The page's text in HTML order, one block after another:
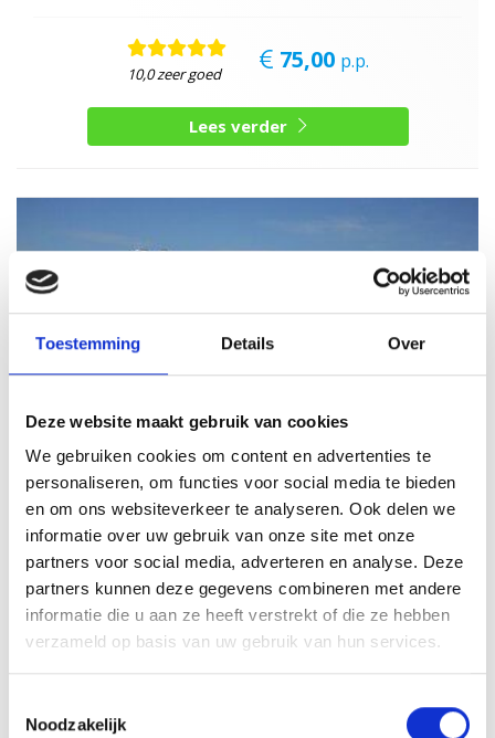
Toestemming Details Over
Deze website maakt gebruik van cookies
We gebruiken cookies om content en advertenties te
personaliseren, om functies voor social media te bieden
en om ons websiteverkeer te analyseren. Ook delen we
informatie over uw gebruik van onze site met onze
partners voor social media, adverteren en analyse. Deze
partners kunnen deze gegevens combineren met andere
informatie die u aan ze heeft verstrekt of die ze hebben
verzameld op basis van uw gebruik van hun services.
Noodzakelijk
10,0 zeer goed 75,00 p.p.
Lees verder
De Geheimen van Volendam en Marken
Leuk dagje uit met puzzeltocht en boottocht. Ontdek de
'Geheimen van Volendam en Marken' tijdens een
originele speurtocht. Kan je alle geheimen ontrafelen?
Vanaf 2 pers Duur 3,75 uur
35,00 25,00p.p.